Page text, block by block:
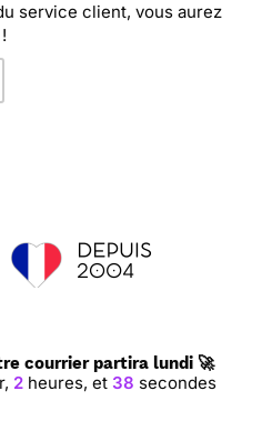
service client, vous aurez
courrier partira lundi 🚀
2 heures, et 37 secondes